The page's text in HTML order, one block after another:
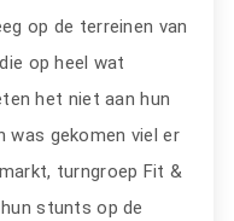
op de terreinen van
op heel wat
het niet aan hun
was gekomen viel er
turngroep Fit &
stunts op de